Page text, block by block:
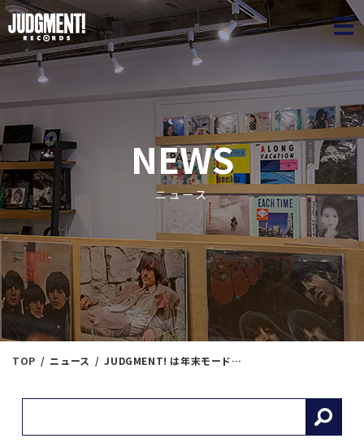
NEWS
ニュース
TOP ニュース JUDGMENT! は年末モード！『冬がはじまるよ。』③ ＜新入荷情報＞ 11/12（水）17：30出品 ※通販リスト付